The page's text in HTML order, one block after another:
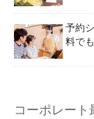
予約
料で
コーポレート